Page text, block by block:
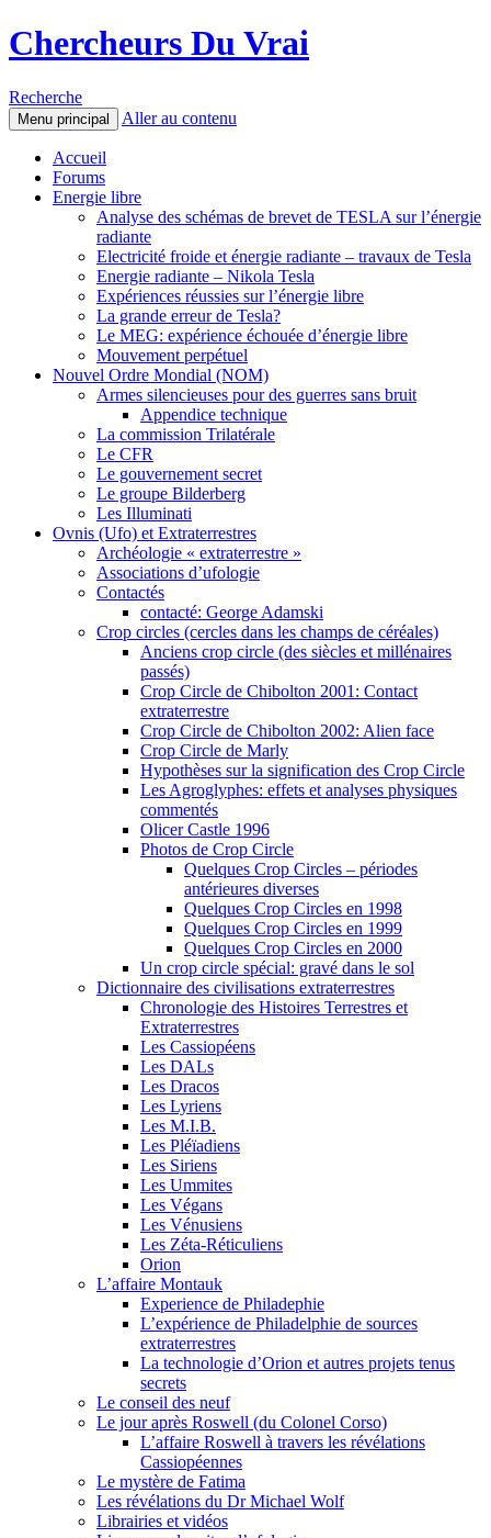
Chercheurs Du Vrai
Recherche
Menu principal Aller au contenu
Accueil
Forums
Energie libre
Analyse des schémas de brevet de TESLA sur l’énergie
radiante
Electricité froide et énergie radiante – travaux de Tesla
Energie radiante – Nikola Tesla
Expériences réussies sur l’énergie libre
La grande erreur de Tesla?
Le MEG: expérience échouée d’énergie libre
Mouvement perpétuel
Nouvel Ordre Mondial (NOM)
Armes silencieuses pour des guerres sans bruit
Appendice technique
La commission Trilatérale
Le CFR
Le gouvernement secret
Le groupe Bilderberg
Les Illuminati
Ovnis (Ufo) et Extraterrestres
Archéologie « extraterrestre »
Associations d’ufologie
Contactés
contacté: George Adamski
Crop circles (cercles dans les champs de céréales)
Anciens crop circle (des siècles et millénaires
passés)
Crop Circle de Chibolton 2001: Contact
extraterrestre
Crop Circle de Chibolton 2002: Alien face
Crop Circle de Marly
Hypothèses sur la signification des Crop Circle
Les Agroglyphes: effets et analyses physiques
commentés
Olicer Castle 1996
Photos de Crop Circle
Quelques Crop Circles – périodes
antérieures diverses
Quelques Crop Circles en 1998
Quelques Crop Circles en 1999
Quelques Crop Circles en 2000
Un crop circle spécial: gravé dans le sol
Dictionnaire des civilisations extraterrestres
Chronologie des Histoires Terrestres et
Extraterrestres
Les Cassiopéens
Les DALs
Les Dracos
Les Lyriens
Les M.I.B.
Les Pléïadiens
Les Siriens
Les Ummites
Les Végans
Les Vénusiens
Les Zéta-Réticuliens
Orion
L’affaire Montauk
Experience de Philadephie
L’expérience de Philadelphie de sources
extraterrestres
La technologie d’Orion et autres projets tenus
secrets
Le conseil des neuf
Le jour après Roswell (du Colonel Corso)
L’affaire Roswell à travers les révélations
Cassiopéennes
Le mystère de Fatima
Les révélations du Dr Michael Wolf
Librairies et vidéos